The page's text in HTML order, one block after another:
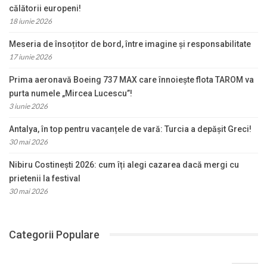
călătorii europeni!
18 iunie 2026
Meseria de însoțitor de bord, între imagine și responsabilitate
17 iunie 2026
Prima aeronavă Boeing 737 MAX care înnoiește flota TAROM va
purta numele „Mircea Lucescu”!
3 iunie 2026
Antalya, în top pentru vacanțele de vară: Turcia a depășit Greci!
30 mai 2026
Nibiru Costinești 2026: cum îți alegi cazarea dacă mergi cu
prietenii la festival
30 mai 2026
Categorii Populare